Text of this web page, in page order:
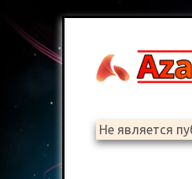
Не является